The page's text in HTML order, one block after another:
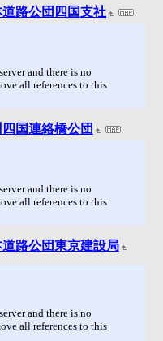
道路公団四国支社
and there is no
all references to this
国連絡橋公団
and there is no
all references to this
道路公団東京建設局
and there is no
all references to this